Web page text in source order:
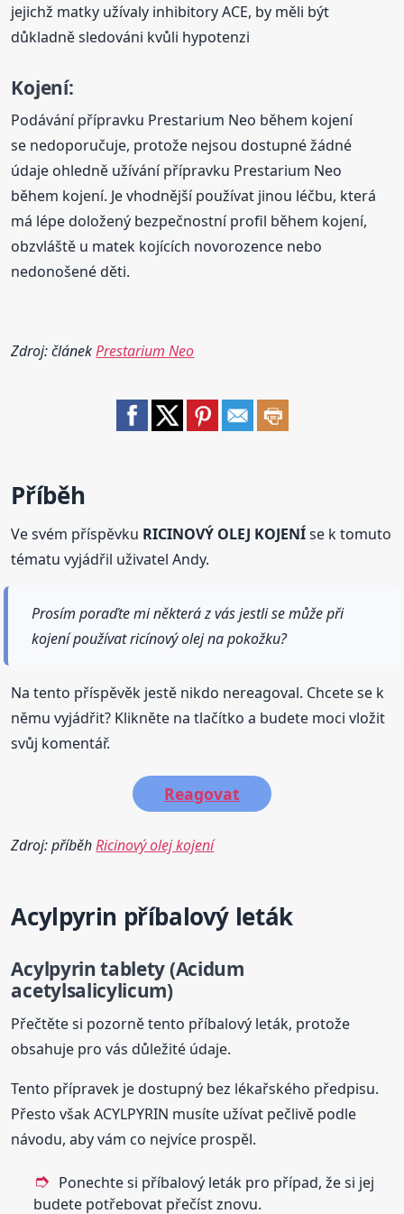
jejichž matky užívaly inhibitory ACE, by měli být
důkladně sledováni kvůli hypotenzi
Kojení:
Podávání přípravku Prestarium Neo během kojení
se nedoporučuje, protože nejsou dostupné žádné
údaje ohledně užívání přípravku Prestarium Neo
během kojení. Je vhodnější používat jinou léčbu, která
má lépe doložený bezpečnostní profil během kojení,
obzvláště u matek kojících novorozence nebo
nedonošené děti.
Zdroj: článekPrestarium Neo
Příběh
Ve svém příspěvku RICINOVÝ OLEJ KOJENÍse k tomuto
tématu vyjádřil uživatel Andy.
Prosím poraďte mi některá z vás jestli se může při
kojení používat ricínový olej na pokožku?
Na tento příspěvěk jestě nikdo nereagoval. Chcete se k
němu vyjádřit? Klikněte na tlačítko a budete moci vložit
svůj komentář.
Reagovat
Zdroj: příběhRicinový olej kojení
Acylpyrin příbalový leták
Acylpyrin tablety (Acidum
acetylsalicylicum)
Přečtěte si pozorně tento příbalový leták, protože
obsahuje pro vás důležité údaje.
Tento přípravek je dostupný bez lékařského předpisu.
Přesto však ACYLPYRIN musíte užívat pečlivě podle
návodu, aby vám co nejvíce prospěl.
Ponechte si příbalový leták pro případ, že si jej
budete potřebovat přečíst znovu.